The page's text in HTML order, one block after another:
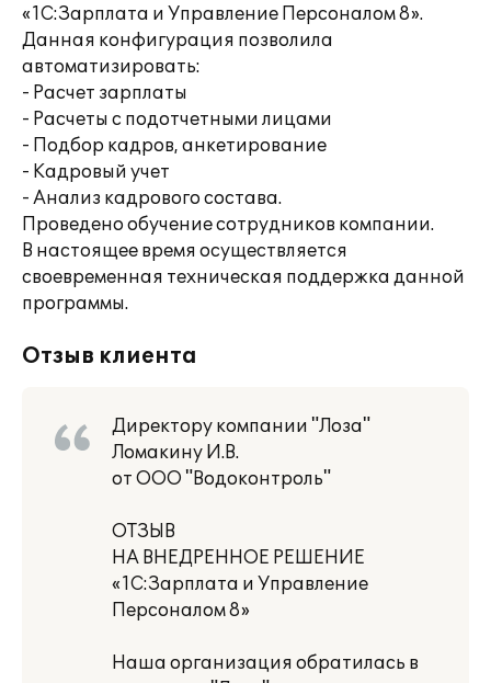
«1С:Зарплата и Управление Персоналом 8».
Данная конфигурация позволила
автоматизировать:
- Расчет зарплаты
- Расчеты с подотчетными лицами
- Подбор кадров, анкетирование
- Кадровый учет
- Анализ кадрового состава.
Проведено обучение сотрудников компании.
В настоящее время осуществляется
своевременная техническая поддержка данной
программы.
Отзыв клиента
Директору компании "Лоза"
Ломакину И.В.
от ООО "Водоконтроль"
ОТЗЫВ
НА ВНЕДРЕННОЕ РЕШЕНИЕ
«1С:Зарплата и Управление
Персоналом 8»
Наша организация обратилась в